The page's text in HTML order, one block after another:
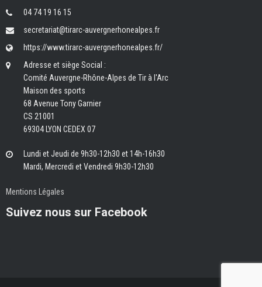
04 74 19 16 15
secretariat@tirarc-auvergnerhonealpes.fr
https://www.tirarc-auvergnerhonealpes.fr/
Adresse et siège Social :
Comité Auvergne-Rhône-Alpes de Tir à l'Arc
Maison des sports
68 Avenue Tony Garnier
CS 21001
69304 LYON CEDEX 07
Lundi et Jeudi de 9h30-12h30 et 14h-16h30
Mardi, Mercredi et Vendredi 9h30-12h30
Mentions Légales
Suivez nous sur Facebook